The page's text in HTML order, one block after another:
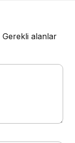
Gerekli alanlar